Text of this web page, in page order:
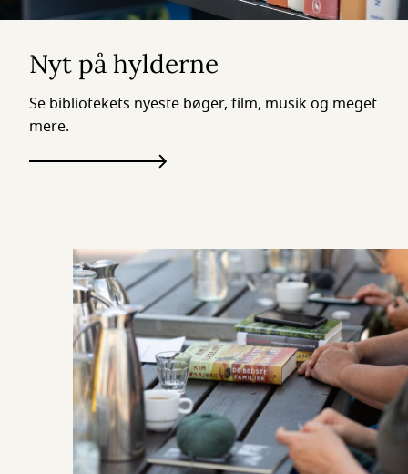
Nyt på hylderne
Se bibliotekets nyeste bøger, film, musik og meget
mere.